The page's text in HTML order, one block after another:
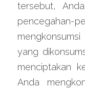
tersebut,
pencegahan-
yang
menciptakan
Anda